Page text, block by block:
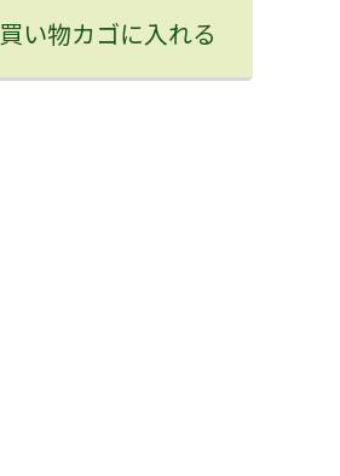
買い物カゴに入れる